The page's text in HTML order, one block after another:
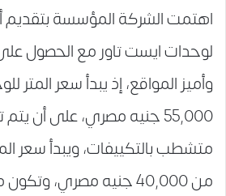
اهتمت الشركة المؤسسة بتقديم
لوحدات ايست تاور مع الحصول
وأميز المواقع، إذ يبدأ سعر المتر
55,000 جنيه مصري، على أن
متشطب بالتكييفات، ويبدأ سعر
من 40,000 جنيه مصري،